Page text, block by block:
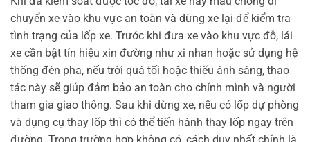
chuyển xe vào khu vực an toàn và dừng xe lại để kiểm tra
tình trạng của lốp xe. Trước khi đưa xe vào khu vực đỗ, lái
xe cần bật tín hiệu xin đường như xi nhan hoặc sử dụng hệ
thống đèn pha, nếu trời quá tối hoặc thiếu ánh sáng, thao
tác này sẽ giúp đảm bảo an toàn cho chính mình và người
tham gia giao thông. Sau khi dừng xe, nếu có lốp dự phòng
và dụng cụ thay lốp thì có thể tiến hành thay lốp ngay trên
đường. Trong trường hợp không có, cách duy nhất chính là